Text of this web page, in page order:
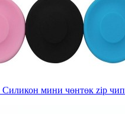
Силикон мини чөнтөк zip чип